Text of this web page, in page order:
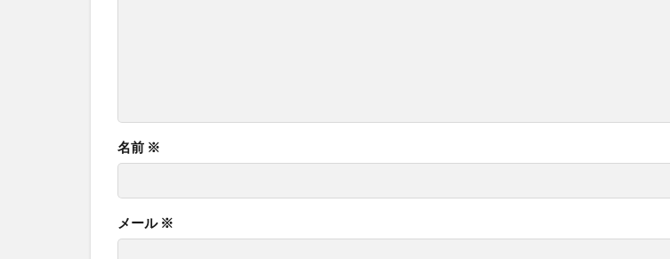
名前 ※
メール ※